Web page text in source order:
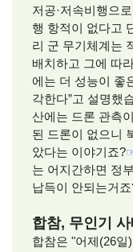
저공·저속비행으
행 항적이 없다고
리 군 무기체계는
배치하고 그에 따
에는 더 성능이 좋
각한다”고 설명했
산에는 드론 관측
된 드론이 없으니
았다는 이야기죠?
는 어지간하면 정
납득이 안되는거
합참, 무인기
합참은 "어제(26일